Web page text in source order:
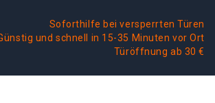
Soforthilfe bei versperrten Türen
und schnell in 15-35 Minuten vor Ort
Türöffnung ab 30 €